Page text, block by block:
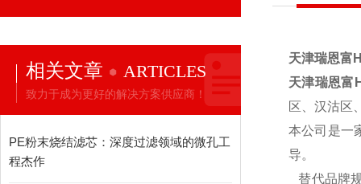
相关文章 ARTICLES
致力于成为更好的解决方案供应商！
PE粉末烧结滤芯：深度过滤领域的微孔工
程杰作
天津瑞恩富
天津瑞恩富
区、汉沽区
本公司是一
导。
替代品牌